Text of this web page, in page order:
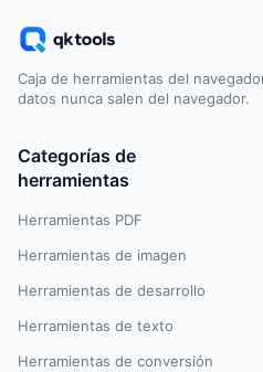
Caja de herramientas del
datos nunca salen del navegador.
Categorías de
herramientas
Herramientas PDF
Herramientas de imagen
Herramientas de desarrollo
Herramientas de texto
Herramientas de conversión